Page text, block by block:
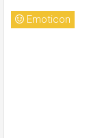
Emoticon